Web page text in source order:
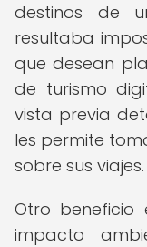
destinos de
resultaba
que desean
de turismo
vista previa
les permite
sobre sus viajes.
Otro
impacto